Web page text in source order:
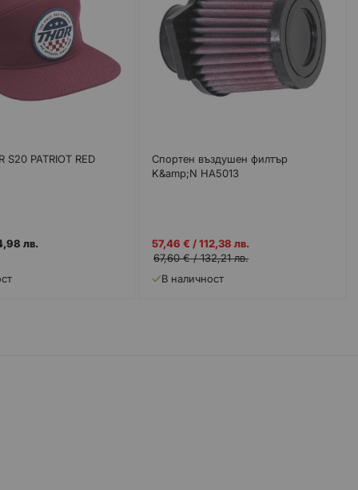
S20 PATRIOT RED
лв.
Спортен въздушен филтър
K&amp;N HA5013
Промо
цена
57,46 € /112,38 лв.
67,60 €/132,21 лв.
В наличност